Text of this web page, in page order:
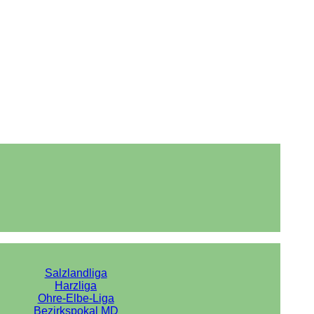
Salzlandliga
Harzliga
Ohre-Elbe-Liga
Bezirkspokal MD